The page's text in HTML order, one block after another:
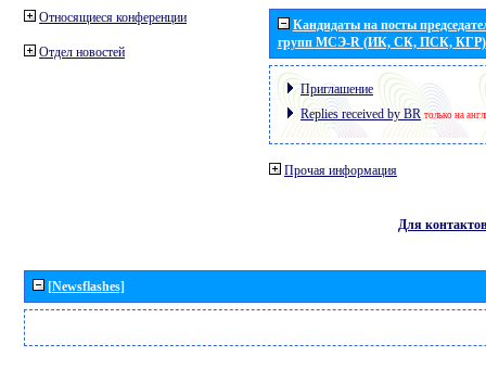
Относящиеся конференции
Отдел новостей
Кандидаты на посты
групп МСЭ-R (ИК, СК, ПСК, КГР)
Приглашение
Replies received by BR только на
Прочая информация
Для контактов
[Newsflashes]